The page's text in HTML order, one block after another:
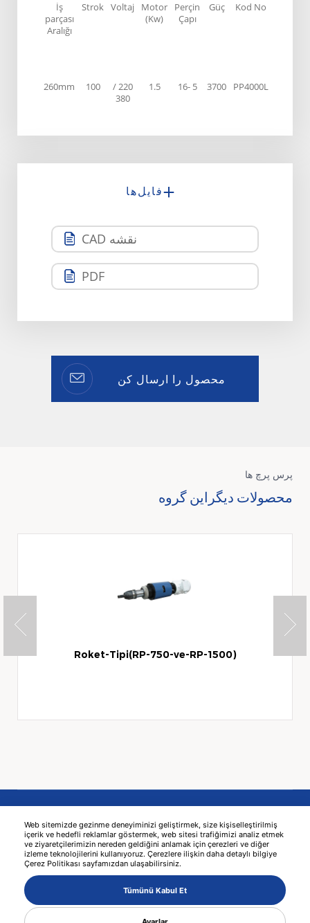
Web sitemizde gezinme deneyiminizi geliştirmek, size kişiselleştirilmiş
içerik ve hedefli reklamlar göstermek, web sitesi trafiğimizi analiz etmek
ve ziyaretçilerimizin nereden geldiğini anlamak için çerezleri ve diğer
izleme teknolojilerini kullanıyoruz. Çerezlere ilişkin daha detaylı bilgiye
Çerez Politikası sayfamızdan ulaşabilirsiniz.
Tümünü Kabul Et
Kod No
Güç
Perçin
Çapı
Motor
(Kw)
Voltaj
Strok
İş
parçası
Aralığı
PP4000L
3700
5 -16
1.5
220 /
380
100
260mm
فایل‌ها
نقشه CAD
PDF
محصول را ارسال کن
پرس پرچ ها
محصولات دیگراین گروه
Roket-Tipi(RP-750-ve-RP-1500)
© 2026 KAMA - طراحی صفحه وب سایت MediaClick